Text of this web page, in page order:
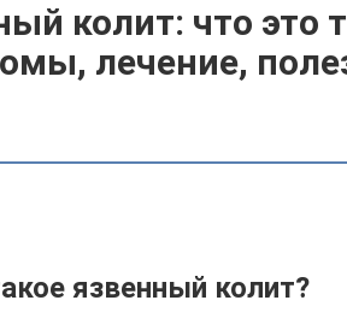
колит: что это
лечение,
язвенный колит?